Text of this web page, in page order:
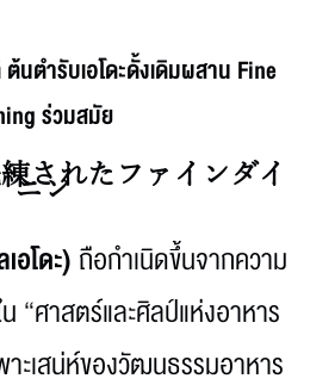
ตำรับเอโดะดั้งเดิมผสาน Fine
ร่วมสมัย
されたファインダイ
ニン
อโดะ) ถือกำเนิดขึ้นจากความ
“ศาสตร์และศิลป์แห่งอาหาร
ะเสน่ห์ของวัฒนธรรมอาหาร